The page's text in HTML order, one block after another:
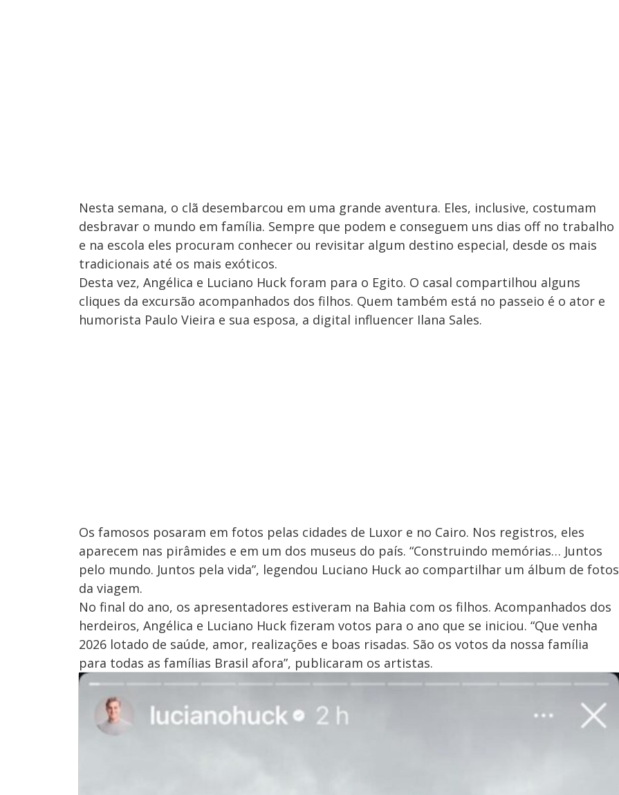
Nesta semana, o clã desembarcou em uma grande aventura. Eles, inclusive, costumam
desbravar o mundo em família. Sempre que podem e conseguem uns dias off no trabalho
e na escola eles procuram conhecer ou revisitar algum destino especial, desde os mais
tradicionais até os mais exóticos.
Desta vez, Angélica e Luciano Huck foram para o Egito. O casal compartilhou alguns
cliques da excursão acompanhados dos filhos. Quem também está no passeio é o ator e
humorista Paulo Vieira e sua esposa, a digital influencer Ilana Sales.
Os famosos posaram em fotos pelas cidades de Luxor e no Cairo. Nos registros, eles
aparecem nas pirâmides e em um dos museus do país. “Construindo memórias… Juntos
pelo mundo. Juntos pela vida”, legendou Luciano Huck ao compartilhar um álbum de fotos
da viagem.
No final do ano, os apresentadores estiveram na Bahia com os filhos. Acompanhados dos
herdeiros, Angélica e Luciano Huck fizeram votos para o ano que se iniciou. “Que venha
2026 lotado de saúde, amor, realizações e boas risadas. São os votos da nossa família
para todas as famílias Brasil afora”, publicaram os artistas.